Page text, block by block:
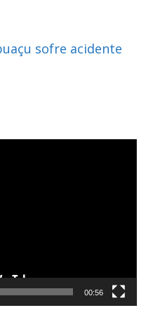
sofre acidente
00:56